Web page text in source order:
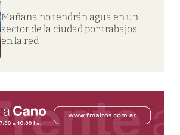
Mañana no tendrán agua en un
sector de la ciudad por trabajos
en la red